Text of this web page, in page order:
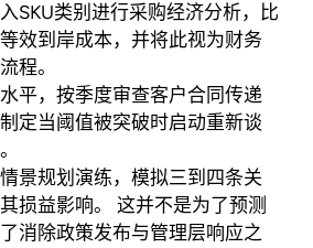
SKU类别进行采购经济分析，比
效到岸成本，并将此视为财务
程。
平，按季度审查客户合同传递
定当阈值被突破时启动重新谈
景规划演练，模拟三到四条关
损益影响。 这并不是为了预测
消除政策发布与管理层响应之